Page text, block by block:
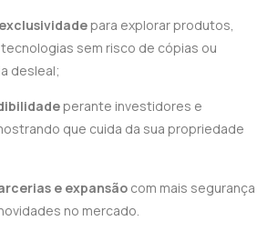
para explorar produtos,
sem risco de cópias ou
desleal;
perante investidores e
que cuida da sua propriedade
e expansão com mais segurança
no mercado.